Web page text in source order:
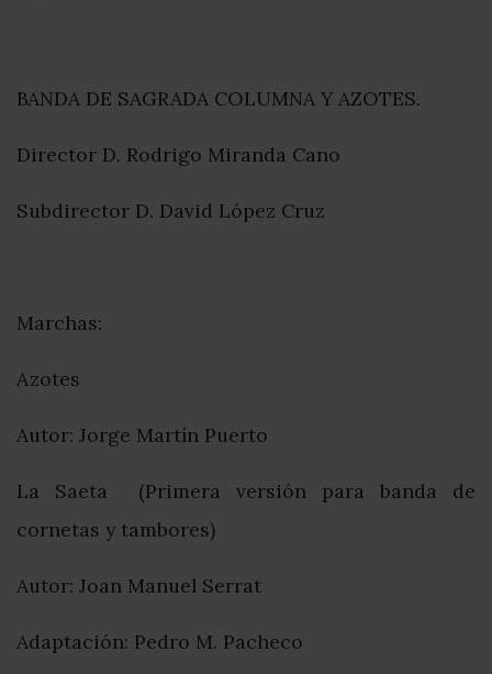
BANDA DE SAGRADA COLUMNA Y AZOTES.
Director D. Rodrigo Miranda Cano
Subdirector D. David López Cruz
Marchas:
Azotes
Autor: Jorge Martín Puerto
La Saeta (Primera versión para banda de
cornetas y tambores)
Autor: Joan Manuel Serrat
Adaptación: Pedro M. Pacheco